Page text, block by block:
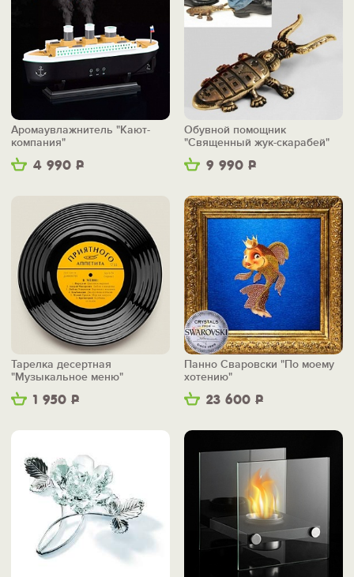
4 990 Р
Аромаувлажнитель "Кают-
компания"
9 990 Р
Обувной помощник
"Священный жук-скарабей"
1 950 Р
Тарелка десертная
"Музыкальное меню"
23 600 Р
Панно Сваровски "По моему
хотению"